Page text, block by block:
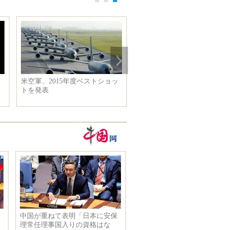
米空軍、2015年度ベストショッ
トを発表